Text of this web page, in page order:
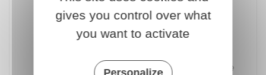
Montant plancherde la garantie : le
montant à partir duquel la garantie peut
Montant plafondde l'indemnisation : le
gives you control over what
you want to activate
Personalize